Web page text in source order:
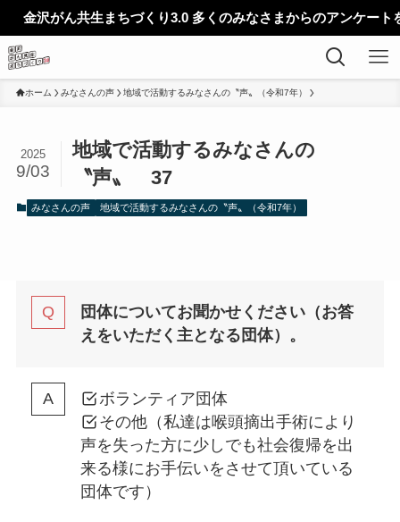
ん共生まちづくり3.0 多くのみなさまからのアンケートを募集し
ホーム みなさんの声 地域で活動するみなさんの〝声〟（令和7年）
地域で活動するみなさんの
〝声〟 37
2025
9/03
みなさんの声 地域で活動するみなさんの〝声〟（令和7年）
団体についてお聞かせください（お答
えをいただく主となる団体）。
ボランティア団体
その他（私達は喉頭摘出手術により
声を失った方に少しでも社会復帰を出
来る様にお手伝いをさせて頂いている
団体です）